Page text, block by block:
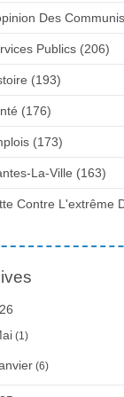
Elections
Des
Publics (206)
(193)
(176)
(173)
La-Ville (163)
Contre L'extrême
(1)
(6)